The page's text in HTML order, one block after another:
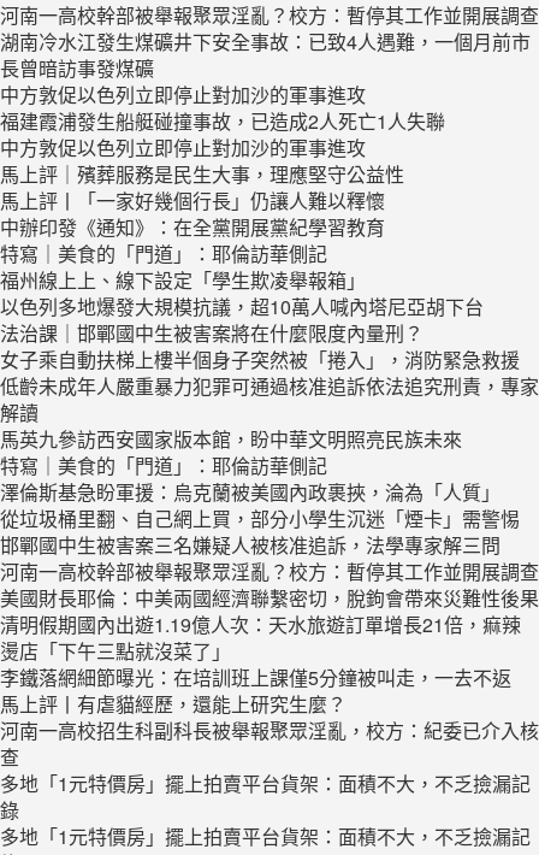
河南一高校幹部被舉報聚眾淫亂？校方：暫停其工作並開展調查
湖南冷水江發生煤礦井下安全事故：已致4人遇難，一個月前市
長曾暗訪事發煤礦
中方敦促以色列立即停止對加沙的軍事進攻
福建霞浦發生船艇碰撞事故，已造成2人死亡1人失聯
中方敦促以色列立即停止對加沙的軍事進攻
馬上評｜殯葬服務是民生大事，理應堅守公益性
馬上評丨「一家好幾個行長」仍讓人難以釋懷
中辦印發《通知》：在全黨開展黨紀學習教育
特寫｜美食的「門道」：耶倫訪華側記
福州線上上、線下設定「學生欺凌舉報箱」
以色列多地爆發大規模抗議，超10萬人喊內塔尼亞胡下台
法治課｜邯鄲國中生被害案將在什麼限度內量刑？
女子乘自動扶梯上樓半個身子突然被「捲入」，消防緊急救援
低齡未成年人嚴重暴力犯罪可通過核准追訴依法追究刑責，專家
解讀
馬英九參訪西安國家版本館，盼中華文明照亮民族未來
特寫｜美食的「門道」：耶倫訪華側記
澤倫斯基急盼軍援：烏克蘭被美國內政裹挾，淪為「人質」
從垃圾桶里翻、自己網上買，部分小學生沉迷「煙卡」需警惕
邯鄲國中生被害案三名嫌疑人被核准追訴，法學專家解三問
河南一高校幹部被舉報聚眾淫亂？校方：暫停其工作並開展調查
美國財長耶倫：中美兩國經濟聯繫密切，脫鉤會帶來災難性後果
清明假期國內出遊1.19億人次：天水旅遊訂單增長21倍，痲辣
燙店「下午三點就沒菜了」
李鐵落網細節曝光：在培訓班上課僅5分鐘被叫走，一去不返
馬上評丨有虐貓經歷，還能上研究生麼？
河南一高校招生科副科長被舉報聚眾淫亂，校方：紀委已介入核
查
多地「1元特價房」擺上拍賣平台貨架：面積不大，不乏撿漏記
錄
多地「1元特價房」擺上拍賣平台貨架：面積不大，不乏撿漏記